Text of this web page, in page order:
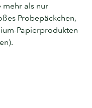
mehr als nur
Probepäckchen,
Papierprodukten